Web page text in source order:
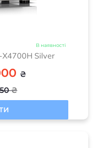
В наявності
X4700H Silver
₴
₴